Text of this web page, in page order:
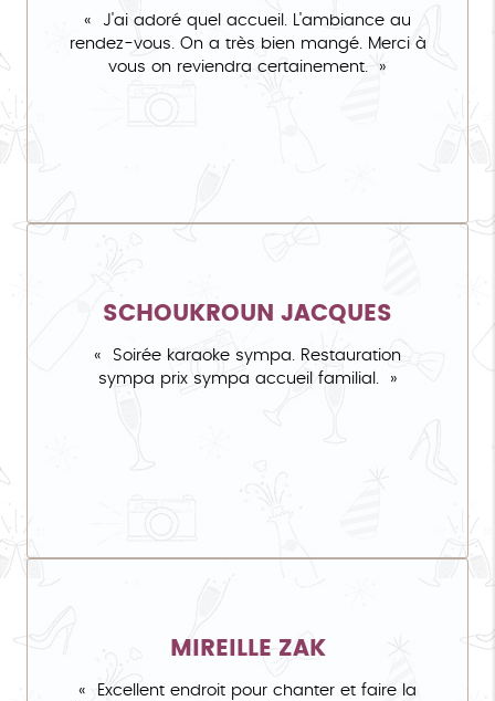
J'ai adoré quel accueil. L'ambiance au
rendez-vous. On a très bien mangé. Merci à
vous on reviendra certainement.
SCHOUKROUN JACQUES
Soirée karaoke sympa. Restauration
sympa prix sympa accueil familial.
MIREILLE ZAK
Excellent endroit pour chanter et faire la